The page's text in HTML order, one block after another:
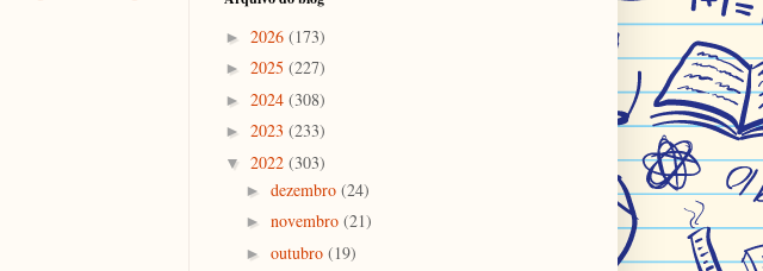
► 2026 (173)
► 2025 (227)
► 2024 (308)
► 2023 (233)
▼ 2022 (303)
► dezembro (24)
► novembro (21)
► outubro (19)